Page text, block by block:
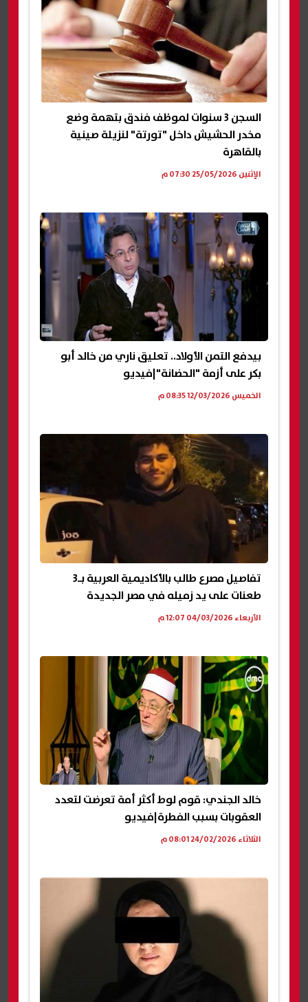
السجن 3 سنوات لموظف فندق بتهمة وضع
مخدر الحشيش داخل "تورتة" لنزيلة صينية
بالقاهرة
الإثنين 25/05/2026 07:30 م
بيدفع التمن الأولاد.. تعليق ناري من خالد أبو
بكر على أزمة "الحضانة"|فيديو
الخميس 12/03/2026 08:35 م
تفاصيل مصرع طالب بالأكاديمية العربية بـ3
طعنات على يد زميله في مصر الجديدة
الأربعاء 04/03/2026 12:07 م
خالد الجندي: قوم لوط أكثر أمة تعرضت لتعدد
العقوبات بسبب الفطرة|فيديو
الثلاثاء 24/02/2026 08:01 م